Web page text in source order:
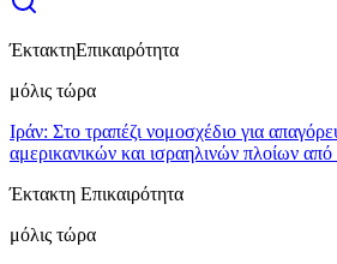
ΈκτακτηΕπικαιρότητα
μόλις τώρα
Ιράν: Στο τραπέζι νομοσχέδιο για
αμερικανικών και ισραηλινών πλοίων
Έκτακτη Επικαιρότητα
μόλις τώρα